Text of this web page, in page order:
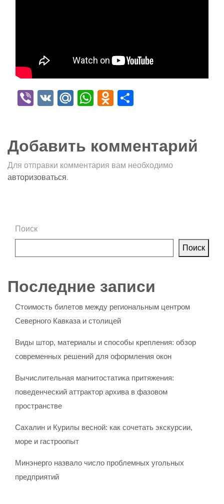
Viber
VK Mail.Ru
WhatsApp
Odnoklassniki
Добавить комментарий
Для отправки комментария вам необходимо
авторизоваться.
Поиск
Поиск
Последние записи
Стоимость билетов между региональным центром
Северного Кавказа и столицей
Виды штор, материалы и способы крепления: обзор
современных решений для оформления окон
Вычислительная магнитостатика притяжения:
поведенческий аттрактор архива в фазовом
пространстве
Сахалин и Курилы весной: как сочетать экскурсии,
море и гастроопыт
Минэнерго назвало число проблемных угольных
предприятий